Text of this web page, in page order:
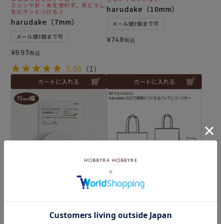
ミシンや針・糸を使わず、布どうし
をピタッとつける♪
harudake（7mm）
メール便3個まで可
¥693税込
5.00 （1）
カートに入れる
harudake（10mm）
メール便3個まで可
¥748税込
カートに入れる
ミシンや針・糸を使わず、布どうし
れるバッグとコースター
（レシピ）